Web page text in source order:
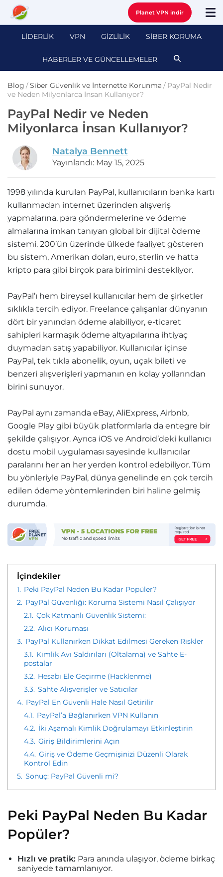
Planet VPN indir
LİDERLİK VPN GİZLİLİK SİBER KORUMA
HABERLER VE GÜNCELLEMELER
Blog /Siber Güvenlik ve İnternette Korunma / PayPal Nedir
ve Neden Milyonlarca İnsan Kullanıyor?
PayPal Nedir ve Neden
Milyonlarca İnsan Kullanıyor?
Natalya Bennett
Yayınlandı: May 15, 2025
1998 yılında kurulan PayPal, kullanıcıların banka kartı
kullanmadan internet üzerinden alışveriş
yapmalarına, para göndermelerine ve ödeme
almalarına imkan tanıyan global bir dijital ödeme
sistemi. 200’ün üzerinde ülkede faaliyet gösteren
bu sistem, Amerikan doları, euro, sterlin ve hatta
kripto para gibi birçok para birimini destekliyor.
PayPal’ı hem bireysel kullanıcılar hem de şirketler
sıklıkla tercih ediyor. Freelance çalışanlar dünyanın
dört bir yanından ödeme alabiliyor, e-ticaret
sahipleri karmaşık ödeme altyapılarına ihtiyaç
duymadan satış yapabiliyor. Kullanıcılar içinse
PayPal, tek tıkla abonelik, oyun, uçak bileti ve
benzeri alışverişleri yapmanın en kolay yollarından
birini sunuyor.
PayPal aynı zamanda eBay, AliExpress, Airbnb,
Google Play gibi büyük platformlarla da entegre bir
şekilde çalışıyor. Ayrıca iOS ve Android’deki kullanıcı
dostu mobil uygulaması sayesinde kullanıcılar
paralarını her an her yerden kontrol edebiliyor. Tüm
bu yönleriyle PayPal, dünya genelinde en çok tercih
edilen ödeme yöntemlerinden biri haline gelmiş
durumda.
İçindekiler
1. Peki PayPal Neden Bu Kadar Popüler?
2. PayPal Güvenliği: Koruma Sistemi Nasıl Çalışıyor
2.1. Çok Katmanlı Güvenlik Sistemi:
2.2. Alıcı Koruması
3. PayPal Kullanırken Dikkat Edilmesi Gereken Riskler
3.1. Kimlik Avı Saldırıları (Oltalama) ve Sahte E-
postalar
3.2. Hesabı Ele Geçirme (Hacklenme)
3.3. Sahte Alışverişler ve Satıcılar
4. PayPal En Güvenli Hale Nasıl Getirilir
4.1. PayPal’a Bağlanırken VPN Kullanın
4.2. İki Aşamalı Kimlik Doğrulamayı Etkinleştirin
4.3. Giriş Bildirimlerini Açın
4.4. Giriş ve Ödeme Geçmişinizi Düzenli Olarak
Kontrol Edin
5. Sonuç: PayPal Güvenli mi?
Peki PayPal Neden Bu Kadar
Popüler?
Hızlı ve pratik: Para anında ulaşıyor, ödeme birkaç
saniyede tamamlanıyor.